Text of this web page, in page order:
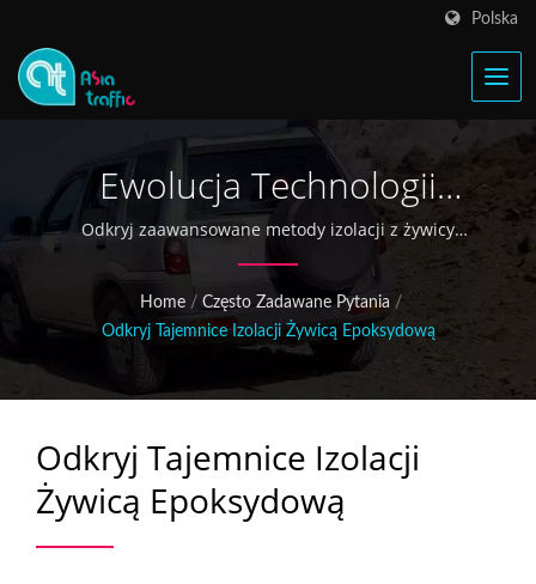
Polska
Ewolucja Technologii
Izolacji Zapewnia
Długotrwałą Stabilność Dla
Twojego Pojazdu
Odkryj zaawansowane metody izolacji z żywicy
epoksydowej stosowane w nowoczesnej produkcji
cewek zapłonowych, od formowania tworzyw
sztucznych po technologię pottingu epoksydowego,
która zapewnia doskonałą wydajność i niezawodność.
Home / Często Zadawane Pytania /
Odkryj Tajemnice Izolacji Żywicą Epoksydową
Odkryj Tajemnice Izolacji
Żywicą Epoksydową